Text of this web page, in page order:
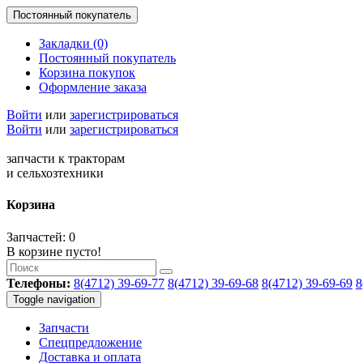
Постоянный покупатель
Закладки (0)
Постоянный покупатель
Корзина покупок
Оформление заказа
Войти или зарегистрироваться
Войти или зарегистрироваться
запчасти к тракторам
и сельхозтехники
Корзина
Запчастей: 0
В корзине пусто!
Телефоны: 8(4712) 39-69-77 8(4712) 39-69-68 8(4712) 39-69-69
Toggle navigation
Запчасти
Спецпредложение
Доставка и оплата